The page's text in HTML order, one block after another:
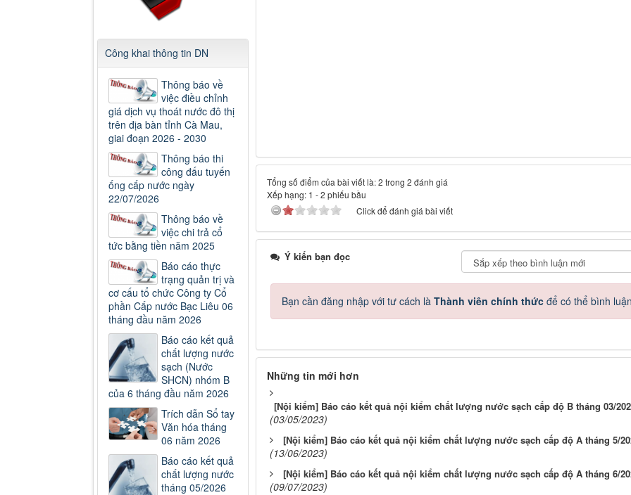
Tổng số điểm của bài viết là: 2 trong 2 đánh giá
Xếp hạng: 1 -2 phiếu bầu
Click để đánh giá bài viết
Ý kiến bạn đọc
Bạn cần đăng nhập với tư cách là Thành viên chính thứcđể có thể bình luận
Những tin mới hơn
[Nội kiểm] Báo cáo kết quả nội kiểm chất lượng nước sạch cấp độ B tháng 03/
(03/05/2023)
[Nội kiểm] Báo cáo kết quả nội kiểm chất lượng nước sạch cấp độ A tháng 5/
(13/06/2023)
[Nội kiểm] Báo cáo kết quả nội kiểm chất lượng nước sạch cấp độ A tháng 6/
(09/07/2023)
Công khai thông tin DN
Thông báo về
việc điều chỉnh
giá dịch vụ thoát nước đô thị
trên địa bàn tỉnh Cà Mau,
giai đoạn 2026 - 2030
Thông báo thi
công đấu tuyến
ống cấp nước ngày
22/07/2026
Thông báo về
việc chi trả cổ
tức bằng tiền năm 2025
Báo cáo thực
trạng quản trị và
cơ cấu tổ chức Công ty Cổ
phần Cấp nước Bạc Liêu 06
tháng đầu năm 2026
Báo cáo kết quả
chất lượng nước
sạch (Nước
SHCN) nhóm B
của 6 tháng đầu năm 2026
Trích dẫn Sổ tay
Văn hóa tháng
06 năm 2026
Báo cáo kết quả
chất lượng nước
tháng 05/2026